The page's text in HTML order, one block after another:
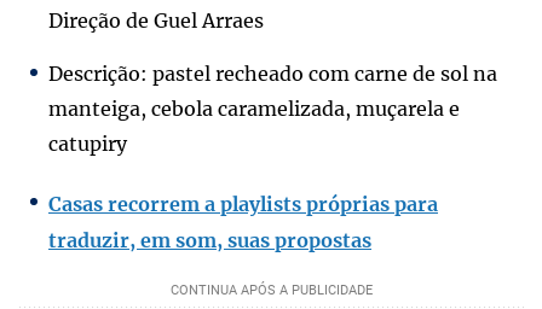
Direção de Guel Arraes
Descrição: pastel recheado com carne de sol na
manteiga, cebola caramelizada, muçarela e
catupiry
Casas recorrem a playlists próprias para
traduzir, em som, suas propostas